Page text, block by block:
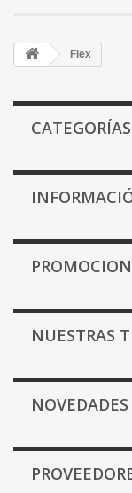
Flex
CATEGORÍAS
NUESTRAS
NOVEDADES